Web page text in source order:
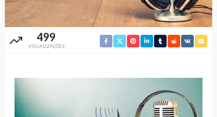
499
VISUALIZAÇÕES